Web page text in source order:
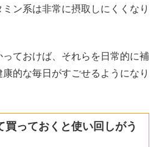
ン系は非常に摂取しにくくなり
っておけば、それらを日常的に補
的な毎日がすごせるようになり
買っておくと使い回しがう